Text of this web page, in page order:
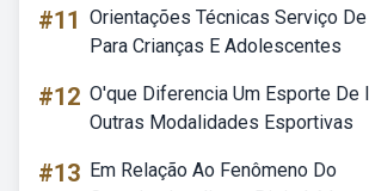
#11 Orientações Técnicas Serviço
Para Crianças E Adolescentes
#12 O'que Diferencia Um Esporte De
Outras Modalidades Esportivas
#13 Em Relação Ao Fenômeno Do